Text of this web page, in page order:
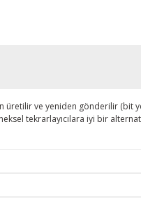
üretilir ve yeniden gönderilir
tekrarlayıcılara iyi bir